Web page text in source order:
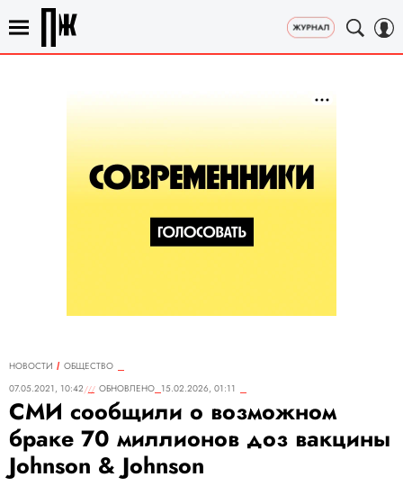
НОВОСТИ
ОБЩЕСТВО
07.05.2021, 10:42
ОБНОВЛЕНО 15.02.2026, 01:11
СМИ сообщили о возможном
браке 70 миллионов доз вакцины
Johnson & Johnson